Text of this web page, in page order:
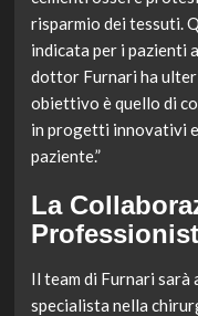
risparmio dei tessuti.
indicata per i pazienti
dottor Furnari ha
obiettivo è quello di
in progetti innovativi
paziente.”
La
Il team di Furnari
specialista nella